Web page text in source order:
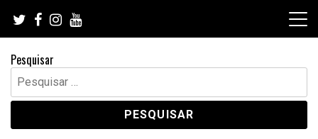
content
Pesquisar
Pesquisar
por: